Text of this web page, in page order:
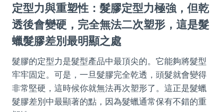
定型力與重塑性：髮膠定型力極強，但乾
透後會變硬，完全無法二次塑形，這是髮
蠟髮膠差別最明顯之處
髮膠的定型力是髮型產品中最頂尖的。它能夠將髮型
牢牢固定。可是，一旦髮膠完全乾透，頭髮就會變得
非常堅硬，這時候你就無法再次塑形了。這正是髮蠟
髮膠差別中最顯著的點，因為髮蠟通常保有不錯的重